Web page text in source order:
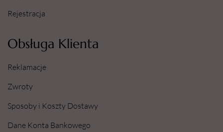
Rejestracja
Obsługa Klienta
Reklamacje
Zwroty
Sposoby i Koszty Dostawy
Dane Konta Bankowego